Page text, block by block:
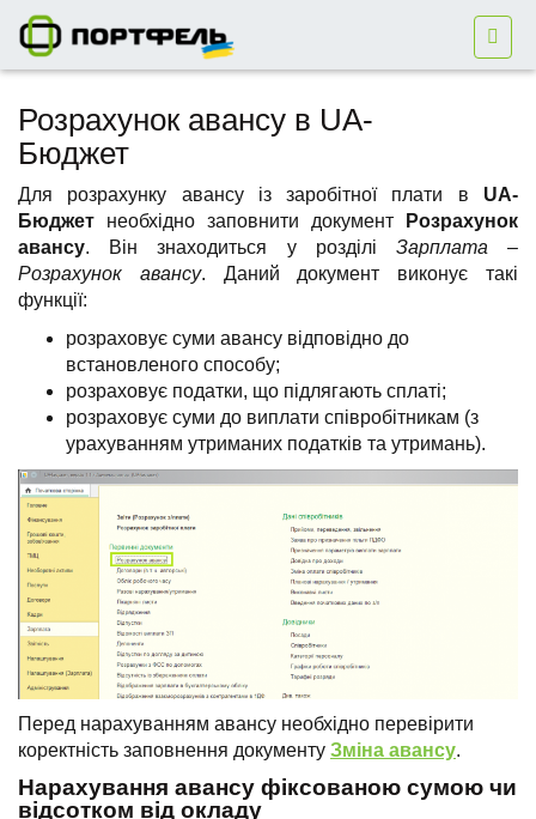
Розрахунок авансу в UA-
Бюджет
Для розрахунку авансу із заробітної плати в UA-
Бюджет необхідно заповнити документ
Розрахунок
авансу. Він знаходиться у розділі Зарплата –
Розрахунок авансу. Даний документ виконує такі
функції:
розраховує суми авансу відповідно до
встановленого способу;
розраховує податки, що підлягають сплаті;
розраховує суми до виплати співробітникам (з
урахуванням утриманих податків та утримань).
Перед нарахуванням авансу необхідно перевірити
коректність заповнення документу Зміна авансу.
Нарахування авансу фіксованою сумою чи
відсотком від окладу